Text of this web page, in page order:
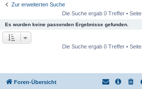
Zur erweiterten Suche
Die Suche ergab 0 Treffer • Seite
Es wurden keine passenden Ergebnisse gefunden.
Die Suche ergab 0 Treffer • Seite
Foren-Übersicht